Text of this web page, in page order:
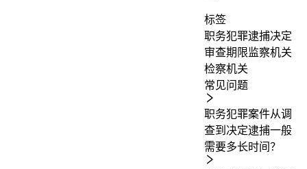
标签
职务犯罪逮捕决定
审查期限监察机关
检察机关
常见问题
职务犯罪案件从调
查到决定逮捕一般
需要多长时间？